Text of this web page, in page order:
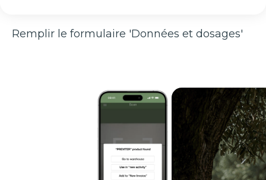
Remplir le formulaire 'Données et dosages'